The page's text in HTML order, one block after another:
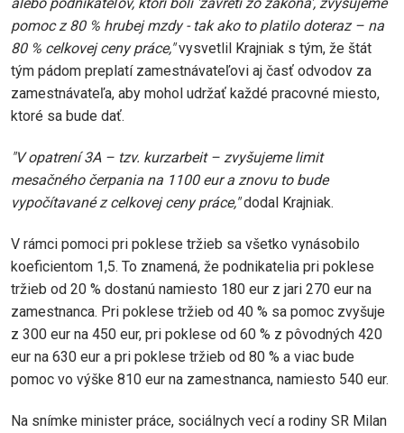
pomoc z 80 % hrubej mzdy - tak ako to platilo doteraz – na
80 % celkovej ceny práce,"vysvetlil Krajniak s tým, že štát
tým pádom preplatí zamestnávateľovi aj časť odvodov za
zamestnávateľa, aby mohol udržať každé pracovné miesto,
ktoré sa bude dať.
"V opatrení 3A – tzv. kurzarbeit – zvyšujeme limit
mesačného čerpania na 1100 eur a znovu to bude
vypočítavané z celkovej ceny práce,"dodal Krajniak.
V rámci pomoci pri poklese tržieb sa všetko vynásobilo
koeficientom 1,5. To znamená, že podnikatelia pri poklese
tržieb od 20 % dostanú namiesto 180 eur z jari 270 eur na
zamestnanca. Pri poklese tržieb od 40 % sa pomoc zvyšuje
z 300 eur na 450 eur, pri poklese od 60 % z pôvodných 420
eur na 630 eur a pri poklese tržieb od 80 % a viac bude
pomoc vo výške 810 eur na zamestnanca, namiesto 540 eur.
Na snímke minister práce, sociálnych vecí a rodiny SR Milan